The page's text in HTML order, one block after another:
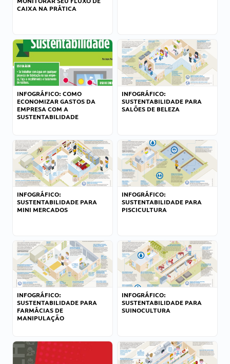
CAIXA NA PRÁTICA
INFOGRÁFICO: COMO
ECONOMIZAR GASTOS DA
EMPRESA COM A
SUSTENTABILIDADE
INFOGRÁFICO:
SUSTENTABILIDADE PARA
SALÕES DE BELEZA
INFOGRÁFICO:
SUSTENTABILIDADE PARA
MINI MERCADOS
INFOGRÁFICO:
SUSTENTABILIDADE PARA
PISCICULTURA
INFOGRÁFICO:
SUSTENTABILIDADE PARA
FARMÁCIAS DE
MANIPULAÇÃO
INFOGRÁFICO:
SUSTENTABILIDADE PARA
SUINOCULTURA